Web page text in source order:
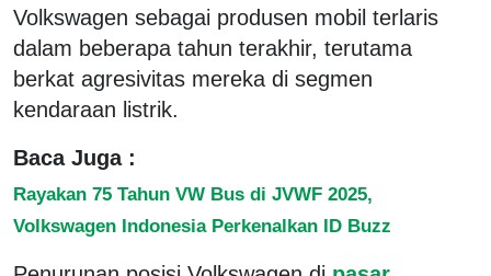
Volkswagen sebagai produsen mobil terlaris
dalam beberapa tahun terakhir, terutama
berkat agresivitas mereka di segmen
kendaraan listrik.
Baca Juga :
Rayakan 75 Tahun VW Bus di JVWF 2025,
Volkswagen Indonesia Perkenalkan ID Buzz